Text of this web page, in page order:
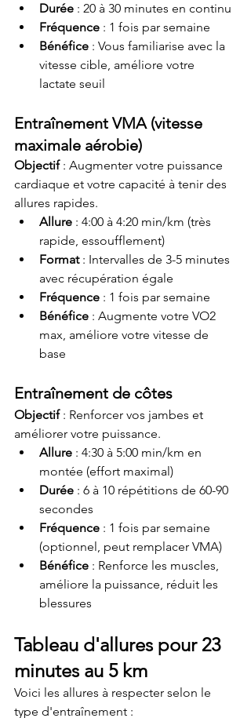
Durée : 20 à 30 minutes en continu
Fréquence : 1 fois par semaine
Bénéfice : Vous familiarise avec la
vitesse cible, améliore votre
lactate seuil
Entraînement VMA (vitesse
maximale aérobie)
Objectif : Augmenter votre puissance
cardiaque et votre capacité à tenir des
allures rapides.
Allure : 4:00 à 4:20 min/km (très
rapide, essoufflement)
Format : Intervalles de 3-5 minutes
avec récupération égale
Fréquence : 1 fois par semaine
Bénéfice : Augmente votre VO2
max, améliore votre vitesse de
base
Entraînement de côtes
Objectif : Renforcer vos jambes et
améliorer votre puissance.
Allure : 4:30 à 5:00 min/km en
montée (effort maximal)
Durée : 6 à 10 répétitions de 60-90
secondes
Fréquence : 1 fois par semaine
(optionnel, peut remplacer VMA)
Bénéfice : Renforce les muscles,
améliore la puissance, réduit les
blessures
Tableau d'allures pour 23
minutes au 5 km
Voici les allures à respecter selon le
type d'entraînement :